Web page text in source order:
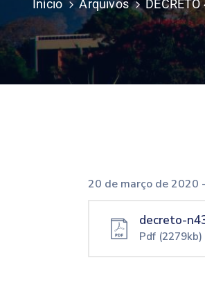
Início Arquivos
20 de março de 2020
decreto-
Pdf (2279kb)